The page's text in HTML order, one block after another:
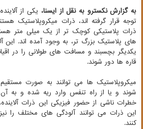
به گزارش نکسترو به نقل از ایسنا، یکی از
توجه قرار گرفته اند، ذرات میکروپلاستیک
ذرات پلاستیکی کوچک تر از یک میلی متر
های پلاستیک بزرگ تر، به وجود آمده اند. این
یکدیگر بچسبند و مسافت های طولانی را در
قاره ها دور شوند.
میکروپلاستیک ها می توانند به صورت
شوند و یا از راه تنفس وارد ریه شده و به آن
خطرات ناشی از حضور فیزیکی این ذرات
این ذرات می توانند آلودگی های مختلف
کنند.